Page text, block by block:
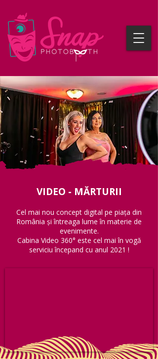
VIDEO - MĂRTURII
Cel mai nou concept digital pe piața din
România și întreaga lume în materie de
evenimente.
Cabina Video 360° este cel mai în vogă
serviciu începand cu anul 2021 !